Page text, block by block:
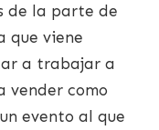
de la parte de
que viene
a trabajar a
vender como
evento al que